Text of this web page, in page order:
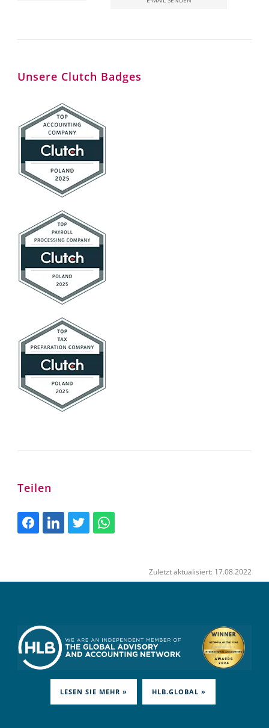
Unsere Clutch Badges
Teilen
Zuletzt aktualisiert: 17.08.2022
LESEN SIE MEHR » HLB.GLOBAL »